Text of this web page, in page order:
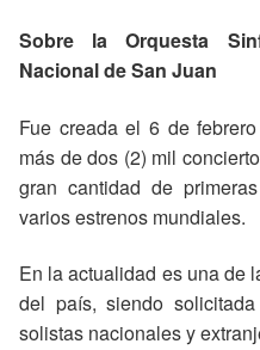
Sobre la Orquesta
Nacional de San Juan
Fue creada el 6 de
más de dos (2) mil
gran cantidad de
varios estrenos mundiales.
En la actualidad es una de
del país, siendo
solistas nacionales y